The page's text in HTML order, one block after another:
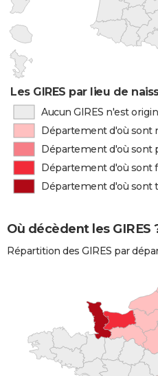
Les GIRES par lieu de
Aucun GIRES n'est
Département d'où sont
Département d'où sont
Département d'où sont
Département d'où sont
Où décèdent les GIRES
Répartition des GIRES par